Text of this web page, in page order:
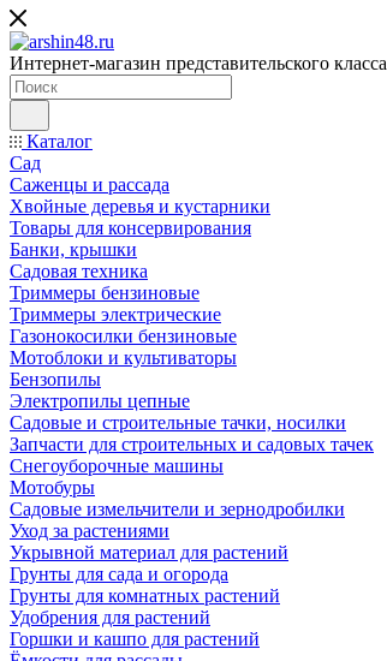
Интернет-магазин представительского класса
Каталог
Сад
Саженцы и рассада
Хвойные деревья и кустарники
Товары для консервирования
Банки, крышки
Садовая техника
Триммеры бензиновые
Триммеры электрические
Газонокосилки бензиновые
Мотоблоки и культиваторы
Бензопилы
Электропилы цепные
Садовые и строительные тачки, носилки
Запчасти для строительных и садовых тачек
Снегоуборочные машины
Мотобуры
Садовые измельчители и зернодробилки
Уход за растениями
Укрывной материал для растений
Грунты для сада и огорода
Грунты для комнатных растений
Удобрения для растений
Горшки и кашпо для растений